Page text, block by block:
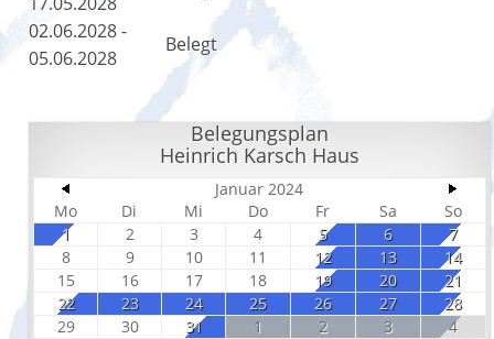
02.06.2028 -
05.06.2028
Belegt
Belegungsplan
Heinrich Karsch Haus
Januar 2024
Mo
Di Mi Do Fr Sa
So
1
2 3 4 5 6
7
8
9 10 11 12 13
14
15
16 17 18 19 20
21
22
23 24 25 26 27
28
29
30 31 1 2 3 4